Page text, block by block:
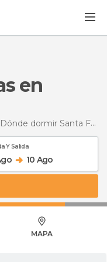
Dónde dormir Santa Fé
Y Salida
10 Ago
MAPA